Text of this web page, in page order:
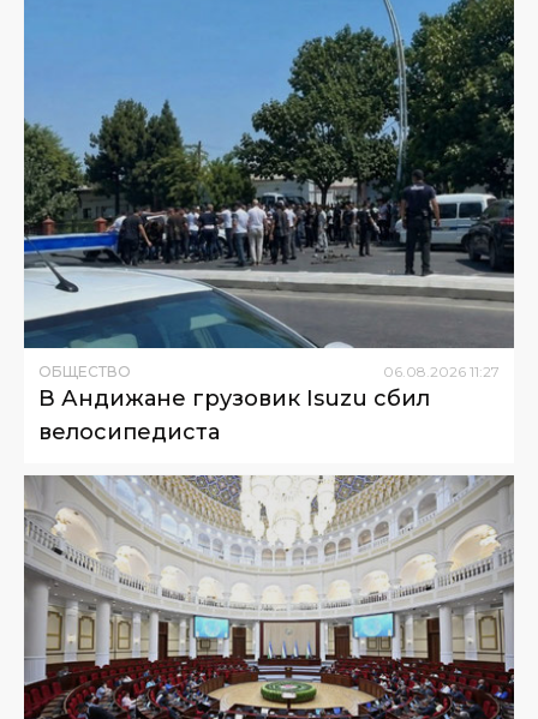
ОБЩЕСТВО 06 08 2026 11:27
В Андижане грузовик Isuzu сбил
велосипедиста